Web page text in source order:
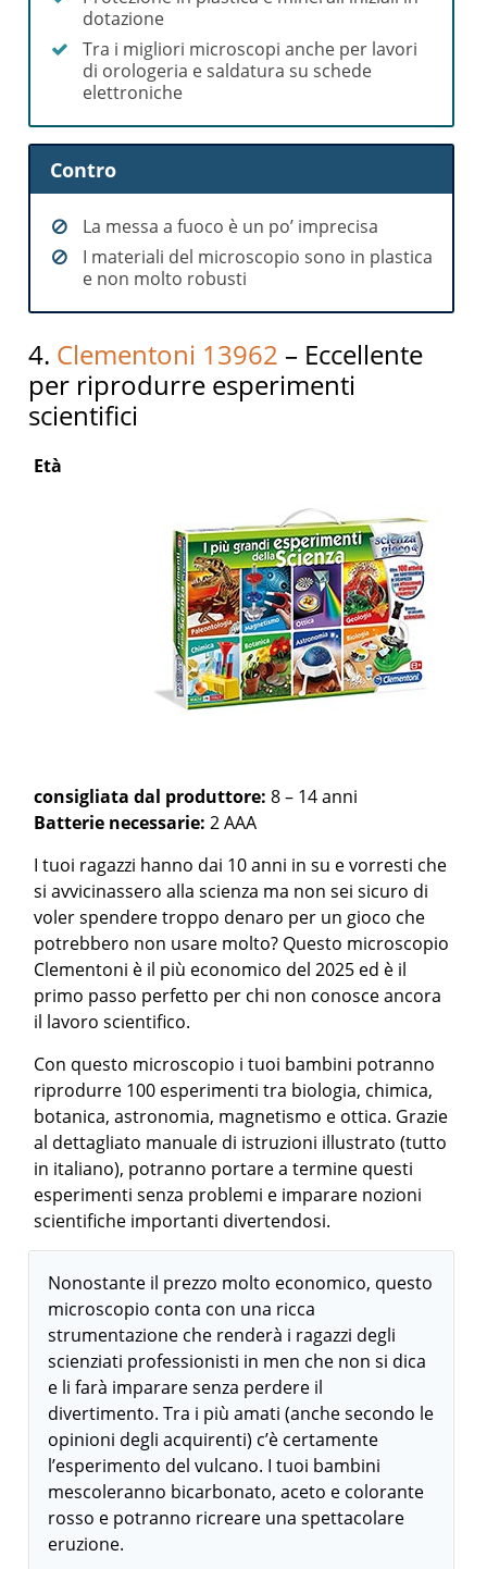
dotazione
Tra i migliori microscopi anche per lavori
di orologeria e saldatura su schede
elettroniche
Contro
La messa a fuoco è un po’ imprecisa
I materiali del microscopio sono in plastica
e non molto robusti
4. Clementoni 13962 – Eccellente
per riprodurre esperimenti
scientifici
Età
consigliata dal produttore: 8 – 14 anni
Batterie necessarie: 2 AAA
I tuoi ragazzi hanno dai 10 anni in su e vorresti che
si avvicinassero alla scienza ma non sei sicuro di
voler spendere troppo denaro per un gioco che
potrebbero non usare molto? Questo microscopio
Clementoni è il più economico del 2025 ed è il
primo passo perfetto per chi non conosce ancora
il lavoro scientifico.
Con questo microscopio i tuoi bambini potranno
riprodurre 100 esperimenti tra biologia, chimica,
botanica, astronomia, magnetismo e ottica. Grazie
al dettagliato manuale di istruzioni illustrato (tutto
in italiano), potranno portare a termine questi
esperimenti senza problemi e imparare nozioni
scientifiche importanti divertendosi.
Nonostante il prezzo molto economico, questo
microscopio conta con una ricca
strumentazione che renderà i ragazzi degli
scienziati professionisti in men che non si dica
e li farà imparare senza perdere il
divertimento. Tra i più amati (anche secondo le
opinioni degli acquirenti) c’è certamente
l’esperimento del vulcano. I tuoi bambini
mescoleranno bicarbonato, aceto e colorante
rosso e potranno ricreare una spettacolare
eruzione.